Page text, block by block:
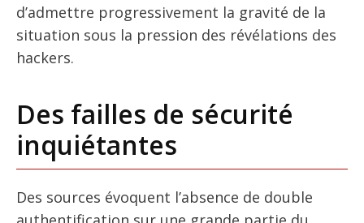
d’admettre progressivement la gravité de la
situation sous la pression des révélations des
hackers.
Des failles de sécurité
inquiétantes
Des sources évoquent l’absence de double